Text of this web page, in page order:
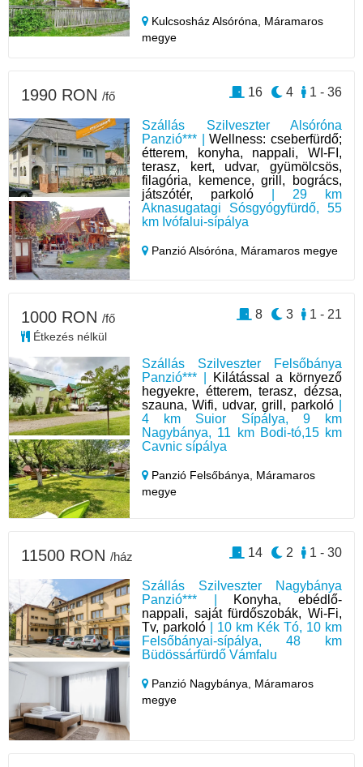
Kulcsosház Alsóróna, Máramaros
megye
Szállás Szilveszter Alsóróna
Panzió*** |Wellness: cseberfürdő;
étterem, konyha, nappali, WI-FI,
terasz, kert, udvar, gyümölcsös,
filagória, kemence, grill, bogrács,
játszótér, parkoló | 29 km
Aknasugatagi Sósgyógyfürdő, 55
km Ivófalui-sípálya
Panzió Alsóróna, Máramaros megye
1990 RON /fő 1 - 36
4
16
Szállás Szilveszter Felsőbánya
Panzió*** |
Kilátással a környező
hegyekre, étterem, terasz, dézsa,
szauna, Wifi, udvar, grill, parkoló
4 km Suior Sípálya, 9 km
Nagybánya, 11 km Bodi-tó,15 km
Cavnic sípálya
Panzió Felsőbánya, Máramaros
megye
1000 RON /fő
Étkezés nélkül
1 - 21
3
8
Szállás Szilveszter Nagybánya
Panzió*** | Konyha, ebédlő-
nappali, saját fürdőszobák, Wi-Fi,
Tv, parkoló | 10 km Kék Tó, 10 km
Felsőbányai-sípálya, 48 km
Büdössárfürdő Vámfalu
Panzió Nagybánya, Máramaros
megye
11500 RON /ház 1 - 30
2
14